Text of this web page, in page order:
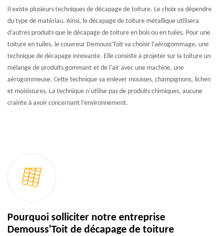
Il existe plusieurs techniques de décapage de toiture. Le choix va dépendre
du type de matériau. Ainsi, le décapage de toiture métallique utilisera
d’autres produits que le décapage de toiture en bois ou en tuiles. Pour une
toiture en tuiles, le couvreur Demouss'Toit va choisir l’aérogommage, une
technique de décapage innovante. Elle consiste à projeter sur la toiture un
mélange de produits gommant et de l’air avec une machine, une
aérogommeuse. Cette technique va enlever mousses, champignons, lichen
et moisissures. La technique n’utilise pas de produits chimiques, aucune
crainte à avoir concernant l’environnement.
Pourquoi solliciter notre entreprise
Demouss'Toit de décapage de toiture